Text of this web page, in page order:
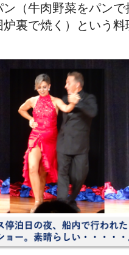
（牛肉野菜をパン
裏で焼く）という